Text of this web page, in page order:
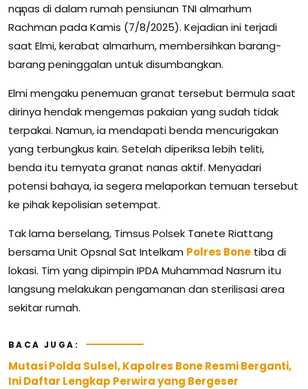
nanas di dalam rumah pensiunan TNI almarhum
Rachman pada Kamis (7/8/2025). Kejadian ini terjadi
saat Elmi, kerabat almarhum, membersihkan barang-
barang peninggalan untuk disumbangkan.
Elmi mengaku penemuan granat tersebut bermula saat
dirinya hendak mengemas pakaian yang sudah tidak
terpakai. Namun, ia mendapati benda mencurigakan
yang terbungkus kain. Setelah diperiksa lebih teliti,
benda itu ternyata granat nanas aktif. Menyadari
potensi bahaya, ia segera melaporkan temuan tersebut
ke pihak kepolisian setempat.
Tak lama berselang, Timsus Polsek Tanete Riattang
bersama Unit Opsnal Sat Intelkam Polres Bone tiba di
lokasi. Tim yang dipimpin IPDA Muhammad Nasrum itu
langsung melakukan pengamanan dan sterilisasi area
sekitar rumah.
BACA JUGA:
Mutasi Polda Sulsel, Kapolres Bone Resmi Berganti,
Ini Daftar Lengkap Perwira yang Bergeser